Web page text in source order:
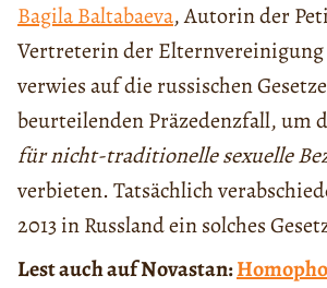
Bagila Baltabaeva, Autorin der
Vertreterin der Elternvereinigung
verwies auf die russischen
beurteilenden Präzedenzfall, um
für nicht-traditionelle sexuelle
verbieten. Tatsächlich
2013 in Russland ein solches
Lest auch auf Novastan: